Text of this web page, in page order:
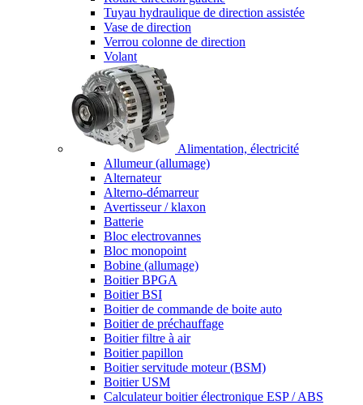
Tuyau hydraulique de direction assistée
Vase de direction
Verrou colonne de direction
Volant
Alimentation, électricité
Allumeur (allumage)
Alternateur
Alterno-démarreur
Avertisseur / klaxon
Batterie
Bloc electrovannes
Bloc monopoint
Bobine (allumage)
Boitier BPGA
Boitier BSI
Boitier de commande de boite auto
Boitier de préchauffage
Boitier filtre à air
Boitier papillon
Boitier servitude moteur (BSM)
Boitier USM
Calculateur boitier électronique ESP / ABS